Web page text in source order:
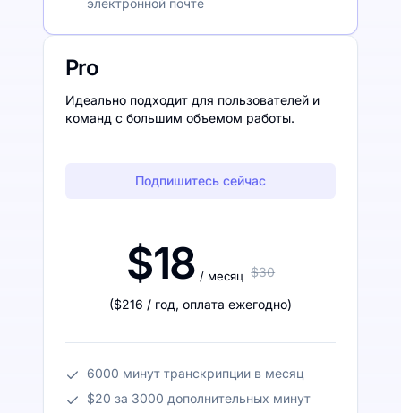
Pro
Идеально подходит для пользователей и
команд с большим объемом работы.
Подпишитесь сейчас
$18 / месяц $30
($216 / год, оплата ежегодно)
6000 минут транскрипции в месяц
$20 за 3000 дополнительных минут